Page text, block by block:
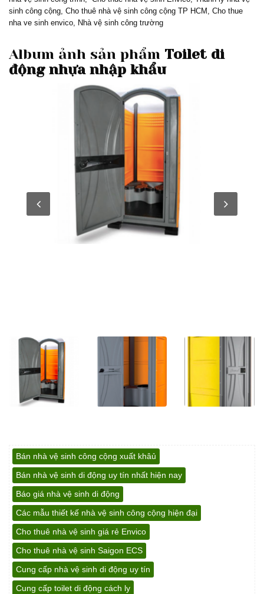
sinh công cộng, Cho thuê nhà vệ sinh công cộng TP HCM, Cho thue
nha ve sinh envico, Nhà vệ sinh công trường
Album ảnh sản phẩm Toilet di
động nhựa nhập khẩu
Bán nhà vệ sinh công cộng xuất khâủ
Bán nhà vệ sinh di động uy tín nhất hiện nay
Báo giá nhà vệ sinh di động
Các mẫu thiết kế nhà vệ sinh công cộng hiện đại
Cho thuê nhà vệ sinh giá rẻ Envico
Cho thuê nhà vệ sinh Saigon ECS
Cung cấp nhà vệ sinh di động uy tín
Cung cấp toilet di động cách ly